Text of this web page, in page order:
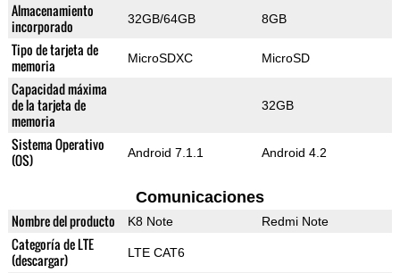
Almacenamiento
incorporado
32GB/64GB 8GB
Tipo de tarjeta de
memoria
MicroSDXC MicroSD
Capacidad máxima
de la tarjeta de
memoria
32GB
Sistema Operativo
(OS)
Android 7.1.1 Android 4.2
Comunicaciones
Nombre del producto K8 Note Redmi Note
Categoría de LTE
(descargar)
LTE CAT6